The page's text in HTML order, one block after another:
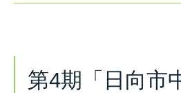
第4期「日向市